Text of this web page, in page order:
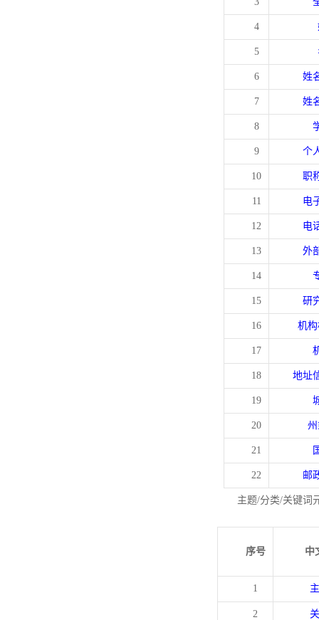
4
5
6 姓
7 姓
8
9 个
10 职
11 电
12 电
13 外
14
15 研
16 机
17
18 地址
19
20
21
22 邮
主题/分类/关键词
序号 中
1
2